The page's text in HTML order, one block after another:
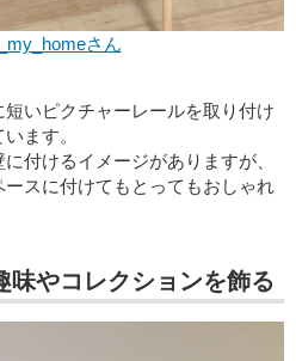
さん
いピクチャーレールを取り付け
ます。
付けるイメージがありますが、
スに付けてもとってもおしゃれ
味やコレクションを飾る